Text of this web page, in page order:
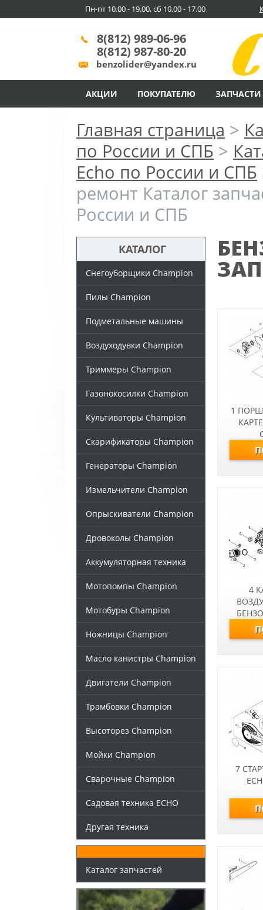
Пн-пт 10.00 - 19.00, сб 10.00 - 17.00
8(812) 989-06-96
8(812) 987-80-20
benzolider@yandex.ru
АКЦИИ ПОКУПАТЕЛЮ ЗАПЧАСТИ
Главная страница >
по России и СПБ >
Echo по России и СПБ
ремонт Каталог
России и СПБ
КАТАЛОГ
Снегоуборщики Champion
Пилы Champion
Подметальные машины
Воздуходувки Champion
Триммеры Champion
Газонокосилки Champion
Культиваторы Champion
Скарификаторы Champion
Генераторы Champion
Измельчители Champion
Опрыскиватели Champion
Дровоколы Champion
Аккумуляторная техника
Мотопомпы Champion
Мотобуры Champion
Ножницы Champion
Масло канистры Champion
Двигатели Champion
Трамбовки Champion
Высоторез Champion
Мойки Champion
Сварочные Champion
Садовая техника ECHO
Другая техника
Каталог запчастей
1
4
7